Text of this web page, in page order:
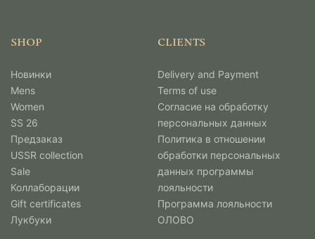
SHOP
Новинки
Mens
Women
SS 26
Предзаказ
USSR collection
Sale
Коллаборации
Gift certificates
Лукбуки
CLIENTS
Delivery and Payment
Terms of use
Согласие на обработку
персональных данных
Политика в отношении
обработки персональных
данных программы
лояльности
Программа лояльности
ОЛОВО